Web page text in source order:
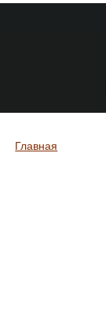
Вы здесь
Главная